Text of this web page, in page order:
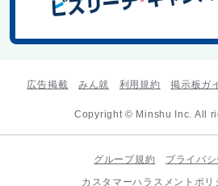
広告掲載 みん就 利用規約 掲示板ガ
Copyright © Minshu Inc. All
グループ規約
プライバ
カスタマーハラスメントポリ